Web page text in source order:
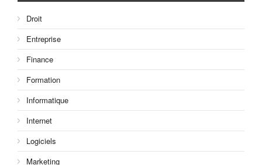
Droit
Entreprise
Finance
Formation
Informatique
Internet
Logiciels
Marketing